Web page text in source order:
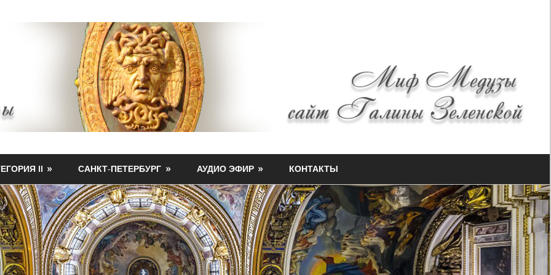
II САНКТ-ПЕТЕРБУРГ АУДИО ЭФИР КОНТАКТЫ